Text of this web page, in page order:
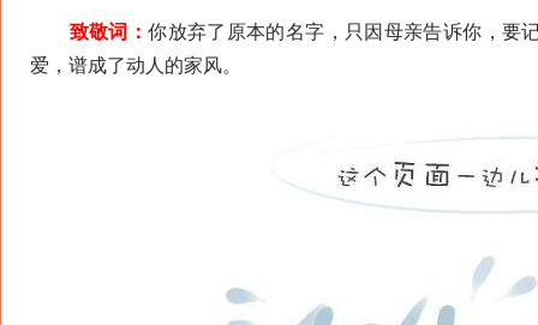
致敬词：你放弃了原本的名字，只因母亲告诉你，要
爱，谱成了动人的家风。